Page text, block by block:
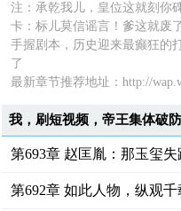
注：承乾我儿，皇位这就刻你
卡：标儿莫信谣言！爹这就废
手握剧本，历史迎来最癫狂
了
最新章节推荐地址：http://
第693章 赵匡胤：那玉玺
第692章 如此人物，纵观